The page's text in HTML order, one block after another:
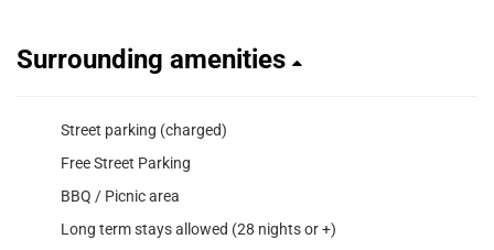
Surrounding amenities
Street parking (charged)
Free Street Parking
BBQ / Picnic area
Long term stays allowed (28 nights or +)